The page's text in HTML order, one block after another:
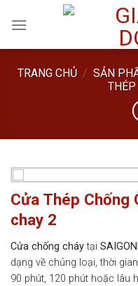
TRANG CHỦ / SẢN
THÉP
Cửa Thép Chống
chay 2
Cửa chống cháytại
dạng về chủng loại, thời
90 phút, 120 phút hoặc lâu